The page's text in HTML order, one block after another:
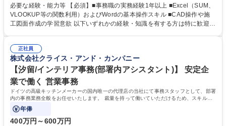
を支えるポジションです。 【仕事内容】■資料の整理、作成、ファイリン
グ、受発注等のデータ入力 ■工事見積書や発注書など案件に関する書面の
作成および管理■Excel関数を用いたデータ集計および管理■CAD操作によ
中で少しずつ身につけられますので、専門知識を持たない方でも安心して
ご応募いただけます。 募集職種 四ツ谷【一般事務】国内トップクラスの
冷凍機メーカー/年休125日/月残業10h
必要な経験・能力等 【必須】■事務職の実務経験1年以上 ■Excel（SUM、
VLOOKUP等の関数利用）およびWordの基本操作スキル ■CAD操作や施
工図面作成の学習意欲 以下いずれかの経験・知識を有する方は特に歓迎し
を使用しますが既存フォーマットへの入力・修正が中心です。一から関数
を組むことはありませんのでご安心ください。 学歴・資格 学歴：大学院
大学 高専 短大 専修学校 高校 語学力： 資格：第一種運転免許普通自動車
正社員
株式会社クライス・アンド・カンパニー
【汐留/インテリア事務(部署内アシスタント)】 安定企
業で働く 営業事務
ドイツの高級キッチンメーカーの国内唯一の代理店の当社にて事務スタッフとして、部署
内の事務業務全般をお任せいたします。 裁量を持って働いていただけるため、スキルア
ップも可能です。
年俸
400万円～600万円